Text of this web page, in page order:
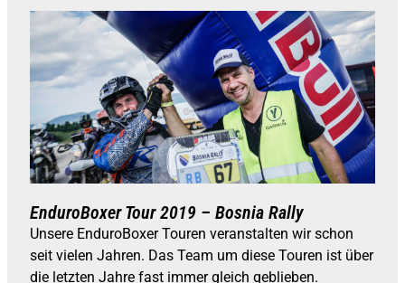
EnduroBoxer Tour 2019 – Bosnia Rally
Unsere EnduroBoxer Touren veranstalten wir schon
seit vielen Jahren. Das Team um diese Touren ist über
die letzten Jahre fast immer gleich geblieben.